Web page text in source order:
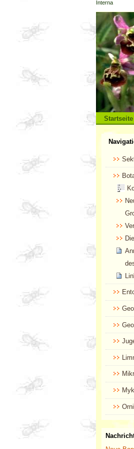
Direkt
zum
Inhalt
|
Direkt
zur
Navigation
Sektionen
Startseite
Interna